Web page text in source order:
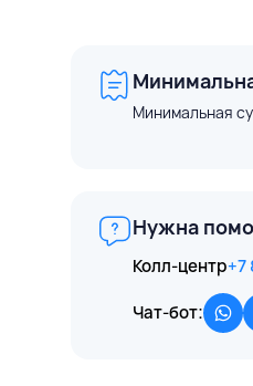
Минимальная
Нужна
Колл-центр
Чат-бот: